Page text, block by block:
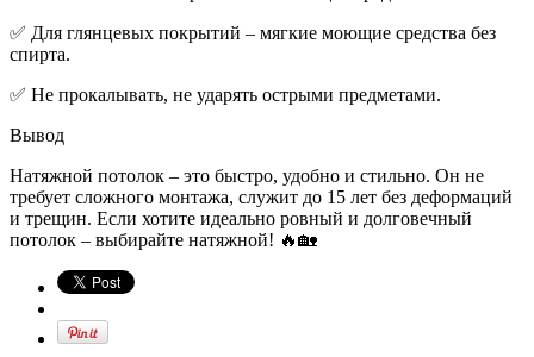
✅ Для глянцевых покрытий – мягкие моющие средства без
спирта.
✅ Не прокалывать, не ударять острыми предметами.
Вывод
Натяжной потолок – это быстро, удобно и стильно. Он не
требует сложного монтажа, служит до 15 лет без деформаций
и трещин. Если хотите идеально ровный и долговечный
потолок – выбирайте натяжной! 🔥🏡